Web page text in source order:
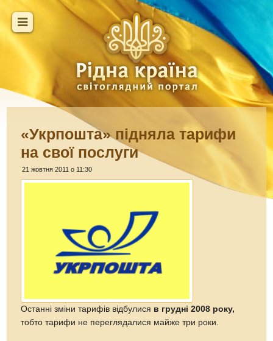
«Укрпошта» підняла тарифи
на свої послуги
21 жовтня 2011 о 11:30
Останні зміни тарифів відбулися в грудні 2008 року,
тобто тарифи не переглядалися майже три роки.